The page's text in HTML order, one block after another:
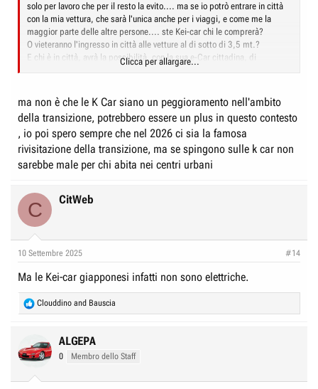
solo per lavoro che per il resto la evito.... ma se io potrò entrare in città
con la mia vettura, che sarà l'unica anche per i viaggi, e come me la
maggior parte delle altre persone.... ste Kei-car chi le comprerà?
O vieteranno l'ingresso in città alle vetture al di sotto di 3,5 mt.?
E chi è in città, avrà la possibilità, con la sua e-Car cittadina, di
andarsene in Toscana a fare il fine settimana o dovrà averne un'altra
urbano che fuori si dimezzano?
Questo mi domando.
logico che i costruttori, e i parlamentari plaudono... per loro son soldi,
tasse, filiere, indotti....
Clicca per allargare...
ma non è che le K Car siano un peggioramento nell'ambito
della transizione, potrebbero essere un plus in questo contesto
, io poi spero sempre che nel 2026 ci sia la famosa
rivisitazione della transizione, ma se spingono sulle k car non
sarebbe male per chi abita nei centri urbani
C CitWeb
10 Settembre 2025 #14
Ma le Kei-car giapponesi infatti non sono elettriche.
R
e
t
i
Clouddino and Bauscia
ALGEPA
0 Membro dello Staff